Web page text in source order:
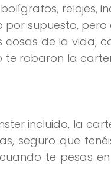
relojes,
por supuesto,
cosas de la vida,
te robaron la
incluido, la
seguro que
te pesas